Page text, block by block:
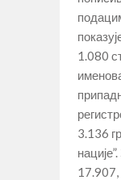
1.080
3.136
17.907,